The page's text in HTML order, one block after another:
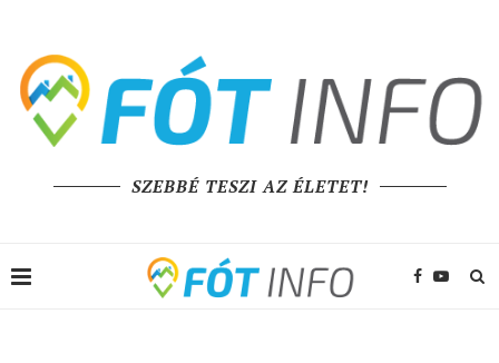
SZEBBÉ TESZI AZ ÉLETET!